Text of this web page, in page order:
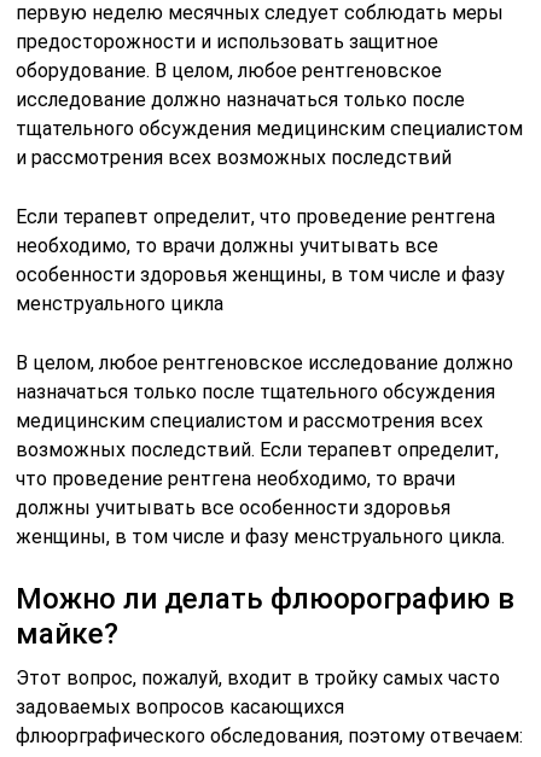
первую неделю месячных следует соблюдать меры
предосторожности и использовать защитное
оборудование. В целом, любое рентгеновское
исследование должно назначаться только после
тщательного обсуждения медицинским специалистом
и рассмотрения всех возможных последствий
Если терапевт определит, что проведение рентгена
необходимо, то врачи должны учитывать все
особенности здоровья женщины, в том числе и фазу
менструального цикла
В целом, любое рентгеновское исследование должно
назначаться только после тщательного обсуждения
медицинским специалистом и рассмотрения всех
возможных последствий. Если терапевт определит,
что проведение рентгена необходимо, то врачи
должны учитывать все особенности здоровья
женщины, в том числе и фазу менструального цикла.
Можно ли делать флюорографию в
майке?
Этот вопрос, пожалуй, входит в тройку самых часто
задоваемых вопросов касающихся
флюорграфического обследования, поэтому отвечаем: